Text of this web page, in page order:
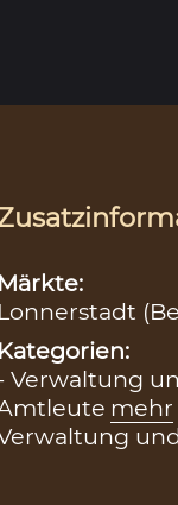
Märkte:
Lonnerstadt
Kategorien:
Verwaltung
mehr